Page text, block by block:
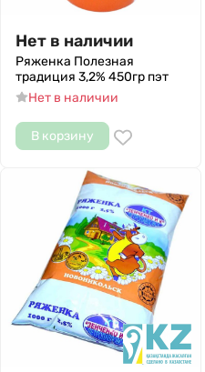
Нет в наличии
Ряженка Полезная
традиция 3,2% 450гр пэт
Нет в наличии
В корзину